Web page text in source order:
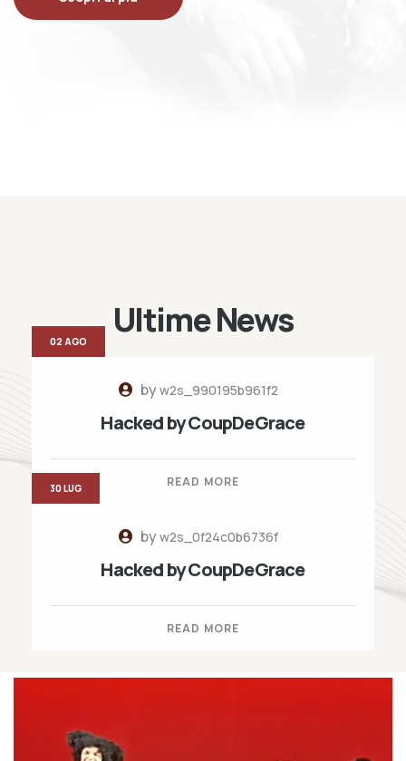
Ultime News
byw2s_990195b961f2
Hacked by CoupDeGrace
READ MORE
02 AGO
byw2s_0f24c0b6736f
Hacked by CoupDeGrace
READ MORE
30 LUG